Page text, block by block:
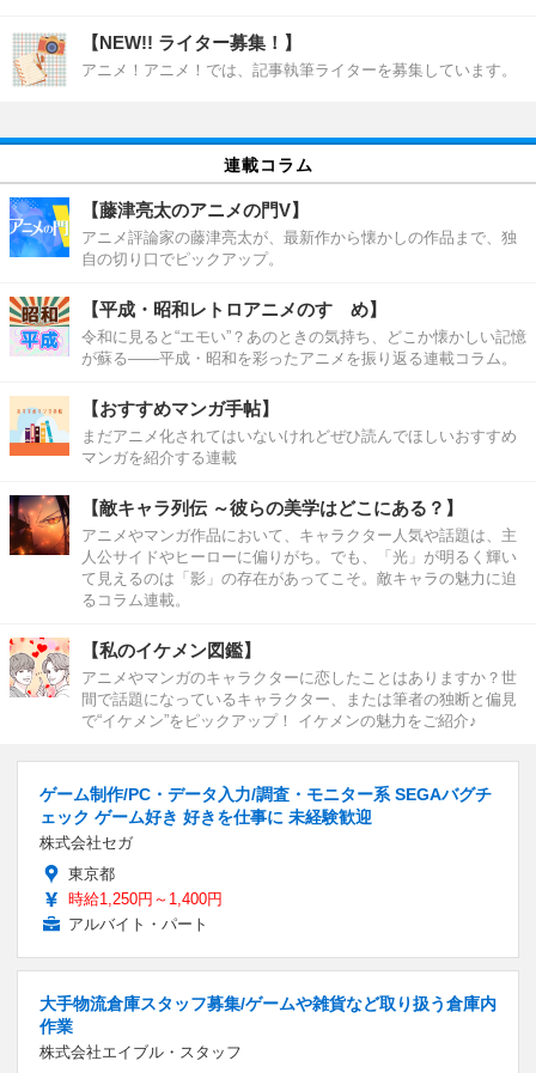
【NEW!! ライター募集！】
アニメ！アニメ！では、記事執筆ライターを募集しています。
連載コラム
【藤津亮太のアニメの門V】
アニメ評論家の藤津亮太が、最新作から懐かしの作品まで、独
自の切り口でピックアップ。
【平成・昭和レトロアニメのすゝめ】
令和に見ると“エモい”？あのときの気持ち、どこか懐かしい記憶
が蘇る――平成・昭和を彩ったアニメを振り返る連載コラム。
【おすすめマンガ手帖】
まだアニメ化されてはいないけれどぜひ読んでほしいおすすめ
マンガを紹介する連載
【敵キャラ列伝 ～彼らの美学はどこにある？】
アニメやマンガ作品において、キャラクター人気や話題は、主
人公サイドやヒーローに偏りがち。でも、「光」が明るく輝い
て見えるのは「影」の存在があってこそ。敵キャラの魅力に迫
るコラム連載。
【私のイケメン図鑑】
アニメやマンガのキャラクターに恋したことはありますか？世
間で話題になっているキャラクター、または筆者の独断と偏見
で“イケメン”をピックアップ！ イケメンの魅力をご紹介♪
ゲーム制作/PC・データ入力/調査・モニター系 SEGAバグチ
ェック ゲーム好き 好きを仕事に 未経験歓迎
株式会社セガ
東京都
時給1,250円～1,400円
アルバイト・パート
大手物流倉庫スタッフ募集/ゲームや雑貨など取り扱う倉庫内
作業
株式会社エイブル・スタッフ